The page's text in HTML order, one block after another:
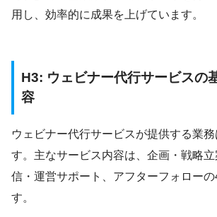
用し、効率的に成果を上げています。
H3: ウェビナー代行サービスの
容
ウェビナー代行サービスが提供する業
す。主なサービス内容は、企画・戦略
信・運営サポート、アフターフォローの
す。